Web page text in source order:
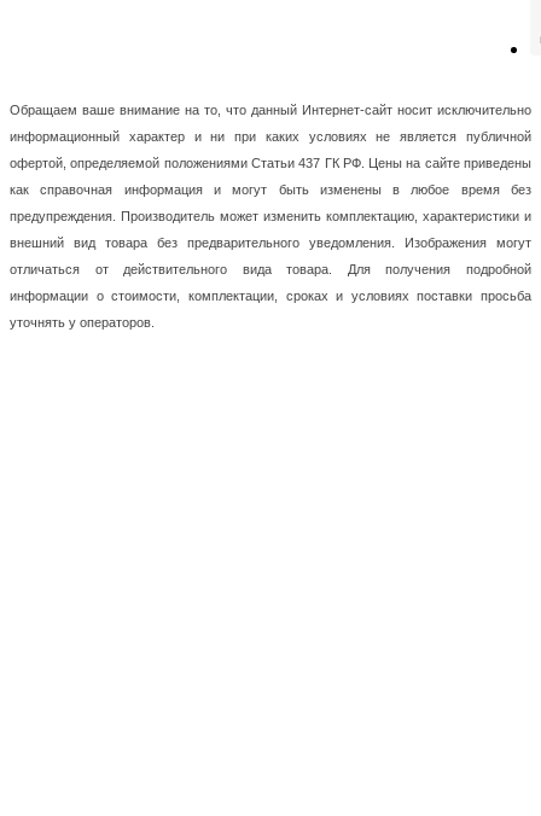
Обращаем ваше внимание на то, что данный Интернет-сайт носит исключительно
информационный характер и ни при каких условиях не является публичной
офертой, определяемой положениями Статьи 437 ГК РФ. Цены на сайте приведены
как справочная информация и могут быть изменены в любое время без
предупреждения. Производитель может изменить комплектацию, характеристики и
внешний вид товара без предварительного уведомления. Изображения могут
отличаться от действительного вида товара. Для получения подробной
информации о стоимости, комплектации, сроках и условиях поставки просьба
уточнять у операторов.